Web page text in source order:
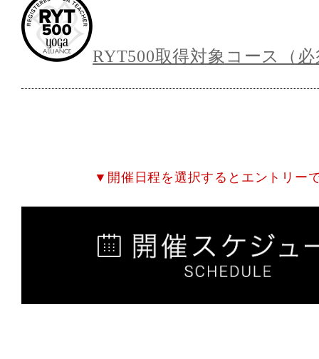
RYT500取得対象コース（
▼開催日程を選択するとエントリー